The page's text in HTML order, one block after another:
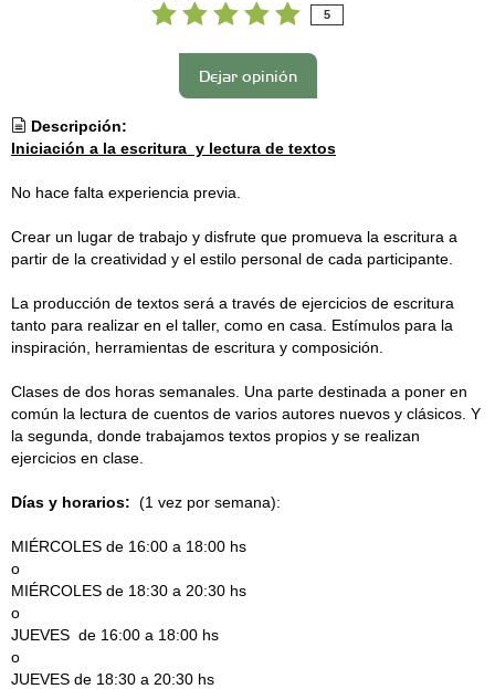
5
Dejar opinión
Descripción:
Iniciación a la escritura y lectura de textos
No hace falta experiencia previa.
Crear un lugar de trabajo y disfrute que promueva la escritura a
partir de la creatividad y el estilo personal de cada participante.
La producción de textos será a través de ejercicios de escritura
tanto para realizar en el taller, como en casa. Estímulos para la
inspiración, herramientas de escritura y composición.
Clases de dos horas semanales. Una parte destinada a poner en
común la lectura de cuentos de varios autores nuevos y clásicos. Y
la segunda, donde trabajamos textos propios y se realizan
ejercicios en clase.
Días y horarios: (1 vez por semana):
MIÉRCOLES de 16:00 a 18:00 hs
o
MIÉRCOLES de 18:30 a 20:30 hs
o
JUEVES de 16:00 a 18:00 hs
o
JUEVES de 18:30 a 20:30 hs